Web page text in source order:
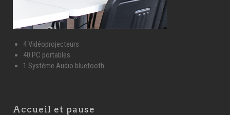
4 Vidéoprojecteurs
40 PC portables
1 Système Audio bluetooth
Accueil et pause